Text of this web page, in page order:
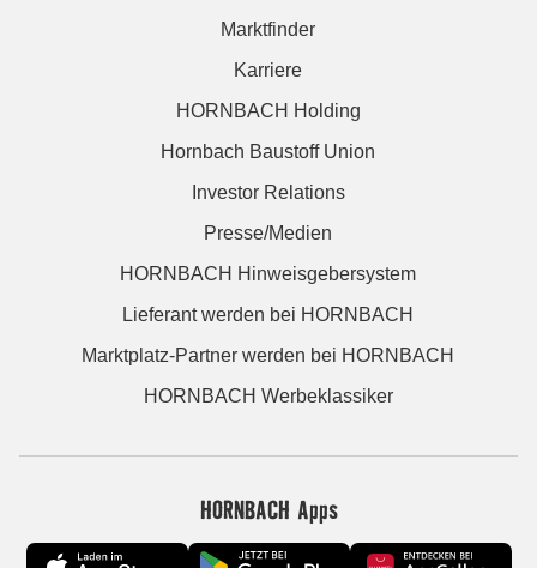
Marktfinder
Karriere
HORNBACH Holding
Hornbach Baustoff Union
Investor Relations
Presse/Medien
HORNBACH Hinweisgebersystem
Lieferant werden bei HORNBACH
Marktplatz-Partner werden bei HORNBACH
HORNBACH Werbeklassiker
HORNBACH Apps